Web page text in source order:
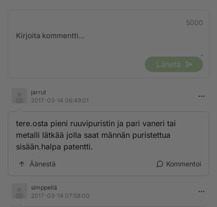
5000
Lähetä
jarrut
2017-03-14 06:49:01
tere.osta pieni ruuvipuristin ja pari vaneri tai
metalli lätkää jolla saat männän puristettua
sisään.halpa patentti.
Äänestä Kommentoi
simppeliä
2017-03-14 07:58:00